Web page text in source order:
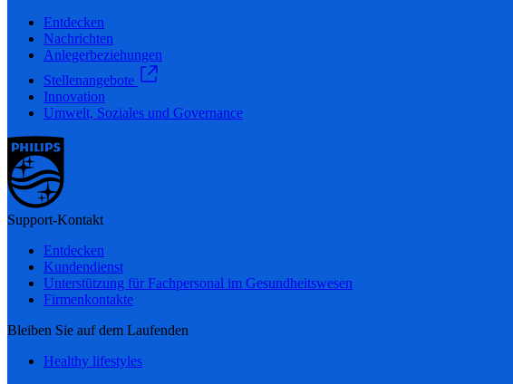
Entdecken
Nachrichten
Anlegerbeziehungen
Stellenangebote
Innovation
Umwelt, Soziales und Governance
Support-Kontakt
Entdecken
Kundendienst
Unterstützung für Fachpersonal im Gesundheitswesen
Firmenkontakte
Bleiben Sie auf dem Laufenden
Healthy lifestyles